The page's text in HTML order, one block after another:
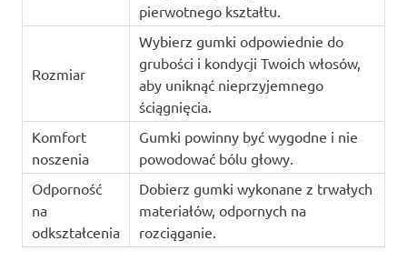
pierwotnego kształtu.
Rozmiar
Wybierz gumki odpowiednie do
grubości i kondycji Twoich włosów,
aby uniknąć nieprzyjemnego
ściągnięcia.
Komfort
noszenia
Gumki powinny być wygodne i nie
powodować bólu głowy.
Odporność
na
odkształcenia
Dobierz gumki wykonane z trwałych
materiałów, odpornych na
rozciąganie.